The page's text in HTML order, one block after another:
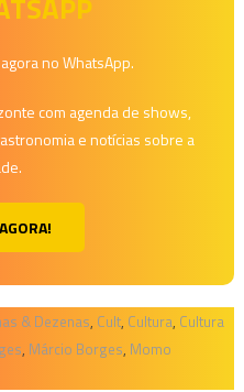
no WhatsApp.
com agenda de shows,
e notícias sobre a
& Dezenas, Cult, Cultura, Cultura
, Márcio Borges, Momo